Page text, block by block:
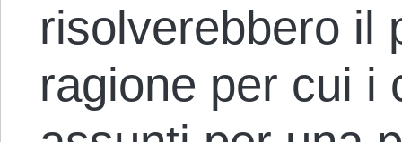
risolverebbero il
ragione per cui i